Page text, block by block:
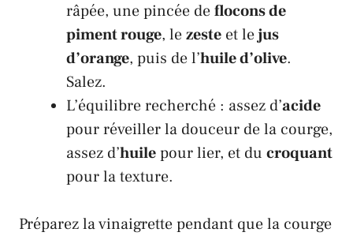
râpée, une pincée deflocons de
piment rouge, lezeste et lejus
d’orange, puis de l’huile d’olive.
Salez.
L’équilibre recherché : assez d’acide
pour réveiller la douceur de la courge,
assez d’huilepour lier, et du croquant
pour la texture.
Préparez la vinaigrette pendant que la courge